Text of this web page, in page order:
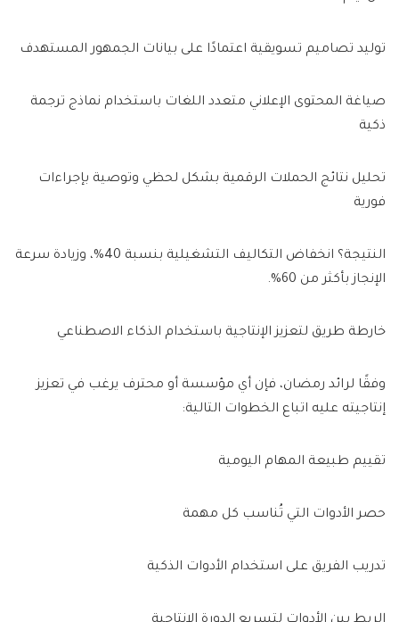
توليد تصاميم تسويقية اعتمادًا على بيانات الجمهور المستهدف
صياغة المحتوى الإعلاني متعدد اللغات باستخدام نماذج ترجمة
ذكية
تحليل نتائج الحملات الرقمية بشكل لحظي وتوصية بإجراءات
فورية
النتيجة؟ انخفاض التكاليف التشغيلية بنسبة 40%، وزيادة سرعة
الإنجاز بأكثر من 60%.
خارطة طريق لتعزيز الإنتاجية باستخدام الذكاء الاصطناعي
وفقًا لرائد رمضان، فإن أي مؤسسة أو محترف يرغب في تعزيز
إنتاجيته عليه اتباع الخطوات التالية:
تقييم طبيعة المهام اليومية
حصر الأدوات التي تُناسب كل مهمة
تدريب الفريق على استخدام الأدوات الذكية